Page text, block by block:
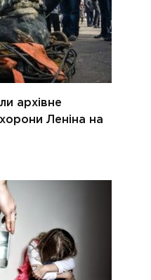
архівне
Леніна на